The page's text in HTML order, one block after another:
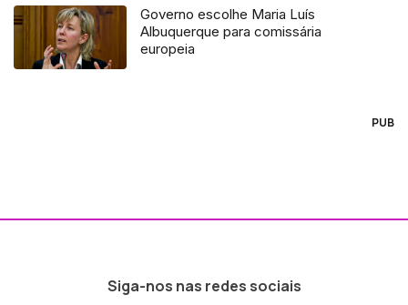
Governo escolhe Maria Luís
Albuquerque para comissária
europeia
PUB
Siga-nos nas redes sociais